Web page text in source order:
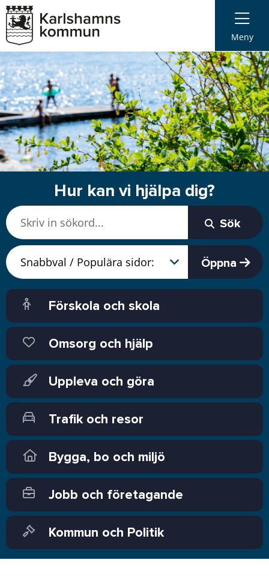
Meny
Hur kan vi hjälpa dig?
Sök
Öppna
Förskola och skola
Omsorg och hjälp
Uppleva och göra
Trafik och resor
Bygga, bo och miljö
Jobb och företagande
Kommun och Politik